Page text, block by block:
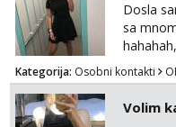
Dosla
sa
tamo,
Kategorija: Osobni kontakti
Volim